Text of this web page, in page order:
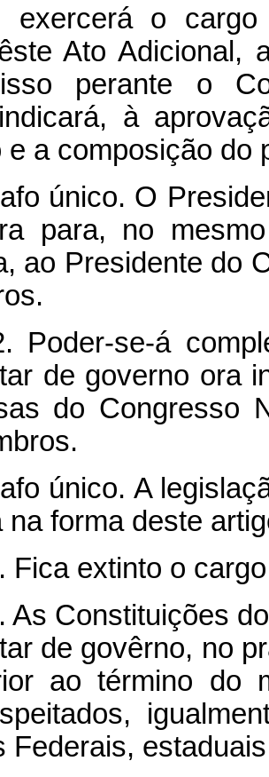
exercerá o
Ato Adicional,
perante o
à
e a composição do
único. O
para, no
ao Presidente do
Poder-se-á
de governo ora
do Congresso
único. A
na forma deste
Fica extinto o
As Constituições
de govêrno, no
ao término do
Federais,